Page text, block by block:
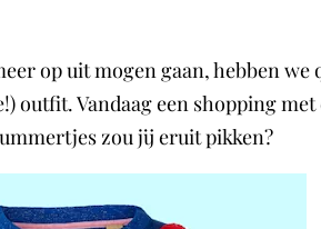
op uit mogen gaan, hebben we
outfit. Vandaag een shopping
zou jij eruit pikken?